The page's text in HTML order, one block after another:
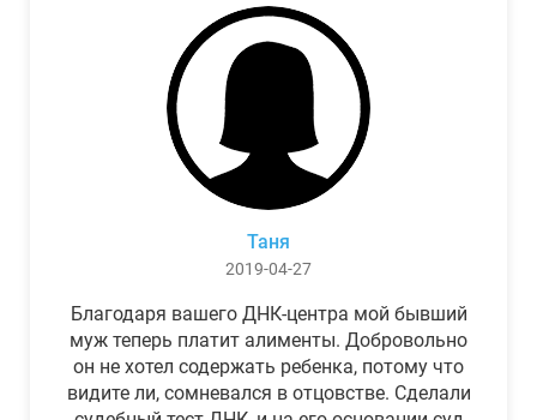
Таня
2019-04-27
Благодаря вашего ДНК-центра мой бывший
муж теперь платит алименты. Добровольно
он не хотел содержать ребенка, потому что
видите ли, сомневался в отцовстве. Сделали